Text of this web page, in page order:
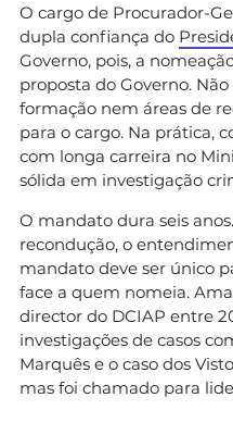
O cargo de Procurador-
dupla confiança do
Governo, pois, a
proposta do Governo.
formação nem áreas de
para o cargo. Na prática,
com longa carreira no
sólida em investigação
O mandato dura seis
recondução, o
mandato deve ser único
face a quem nomeia.
director do DCIAP entre
investigações de casos
Marquês e o caso dos
mas foi chamado para